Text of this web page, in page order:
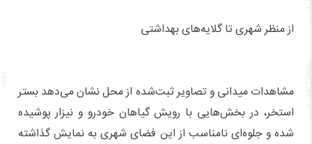
از منظر شهری تا گلایه‌های بهداشتی
مشاهدات میدانی و تصاویر ثبت‌شده از محل نشان می‌دهد بستر
استخر، در بخش‌هایی با رویش گیاهان خودرو و نیزار پوشیده
شده و جلوه‌ای نامناسب از این فضای شهری به نمایش گذاشته